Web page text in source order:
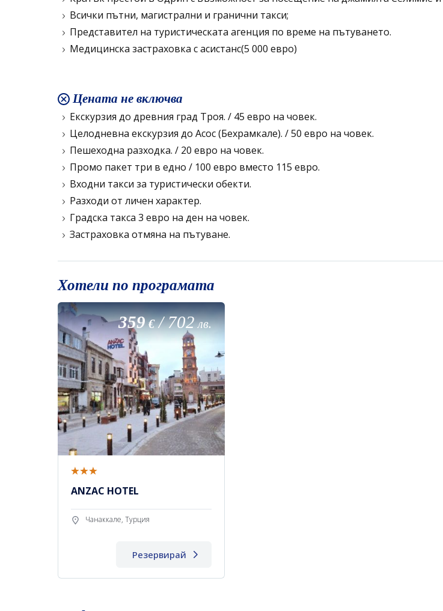
Всички пътни, магистрални и гранични такси;
Представител на туристическата агенция по време на пътуването.
Медицинска застраховка с асистанс(5 000 евро)
Цената не включва
Екскурзия до древния град Троя. / 45 евро на човек.
Целодневна екскурзия до Асос (Бехрамкале). / 50 евро на човек.
Пешеходна разходка. / 20 евро на човек.
Промо пакет три в едно / 100 евро вместо 115 евро.
Входни такси за туристически обекти.
Разходи от личен характер.
Градска такса 3 евро на ден на човек.
Застраховка отмяна на пътуване.
Хотели по програмата
359 €/702 лв.
ANZAC HOTEL
Чанаккале, Турция
Резервирай